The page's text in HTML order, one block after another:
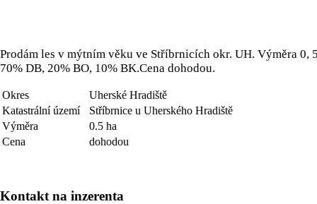
Prodám les v mýtním věku ve Stříbrnicích okr. UH. Výměra 0,
70% DB, 20% BO, 10% BK.Cena dohodou.
Okres
Uherské Hradiště
Katastrální území
Stříbrnice u Uherského Hradiště
Výměra
0.5 ha
Cena
dohodou
Kontakt na inzerenta